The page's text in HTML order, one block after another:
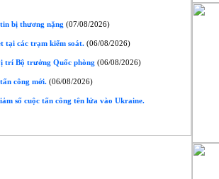
bị thương nặng (07/08/2026)
tại các trạm kiểm soát.(06/08/2026)
trí Bộ trưởng Quốc phòng (06/08/2026)
công mới.(06/08/2026)
số cuộc tấn công tên lửa vào Ukraine.